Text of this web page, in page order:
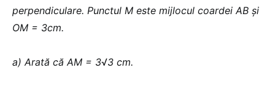
perpendiculare. Punctul M este mijlocul coardei AB și
OM = 3cm.
a) Arată că AM = 3√3 cm.